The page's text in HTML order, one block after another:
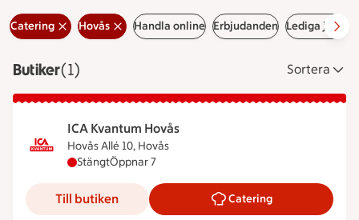
Catering Hovås Handla online Erbjudanden Lediga jobb
ButikerVisar 1 stycken
(1) Sortera
ICA Kvantum Hovås
Hovås Allé 10, Hovås
ICA Kvantum Hovås har stängt, öppnar klockan 7
StängtÖppnar 7
Till butiken Catering